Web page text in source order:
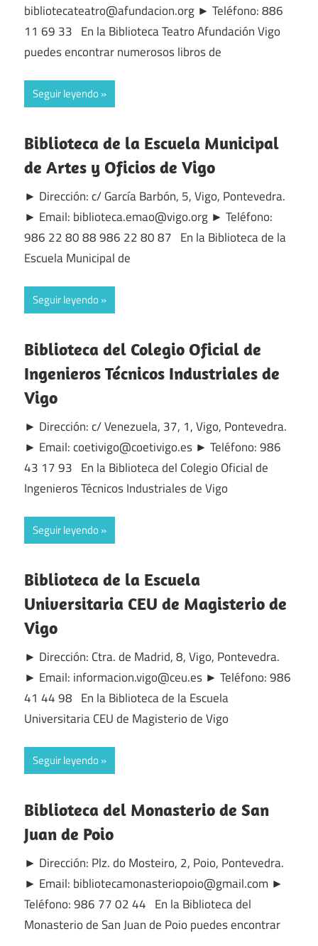
bibliotecateatro@afundacion.org ► Teléfono: 886
11 69 33 En la Biblioteca Teatro Afundación Vigo
puedes encontrar numerosos libros de
Seguir leyendo
Biblioteca de la Escuela Municipal
de Artes y Oficios de Vigo
► Dirección: c/ García Barbón, 5, Vigo, Pontevedra.
► Email: biblioteca.emao@vigo.org ► Teléfono:
986 22 80 88 986 22 80 87 En la Biblioteca de la
Escuela Municipal de
Seguir leyendo
Biblioteca del Colegio Oficial de
Ingenieros Técnicos Industriales de
Vigo
► Dirección: c/ Venezuela, 37, 1, Vigo, Pontevedra.
► Email: coetivigo@coetivigo.es ► Teléfono: 986
43 17 93 En la Biblioteca del Colegio Oficial de
Ingenieros Técnicos Industriales de Vigo
Seguir leyendo
Biblioteca de la Escuela
Universitaria CEU de Magisterio de
Vigo
► Dirección: Ctra. de Madrid, 8, Vigo, Pontevedra.
► Email: informacion.vigo@ceu.es ► Teléfono: 986
41 44 98 En la Biblioteca de la Escuela
Universitaria CEU de Magisterio de Vigo
Seguir leyendo
Biblioteca del Monasterio de San
Juan de Poio
► Dirección: Plz. do Mosteiro, 2, Poio, Pontevedra.
► Email: bibliotecamonasteriopoio@gmail.com ►
Teléfono: 986 77 02 44 En la Biblioteca del
Monasterio de San Juan de Poio puedes encontrar